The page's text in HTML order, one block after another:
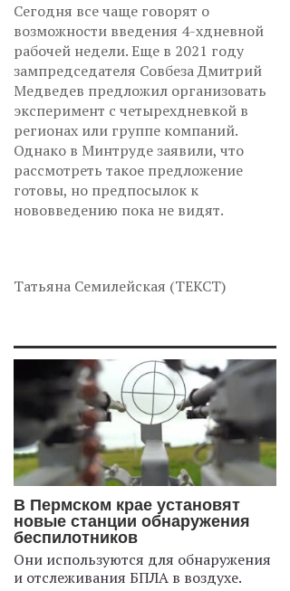
Сегодня все чаще говорят о
возможности введения 4-хдневной
рабочей недели. Еще в 2021 году
зампредседателя Совбеза Дмитрий
Медведев предложил организовать
эксперимент с четырехдневкой в
регионах или группе компаний.
Однако в Минтруде заявили, что
рассмотреть такое предложение
готовы, но предпосылок к
нововведению пока не видят.
Татьяна Семилейская (ТЕКСТ)
В Пермском крае установят
новые станции обнаружения
беспилотников
Они используются для обнаружения
и отслеживания БПЛА в воздухе.